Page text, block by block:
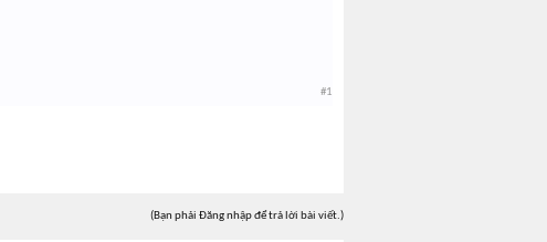
#1
(Bạn phải Đăng nhập để trả lời bài viết.)